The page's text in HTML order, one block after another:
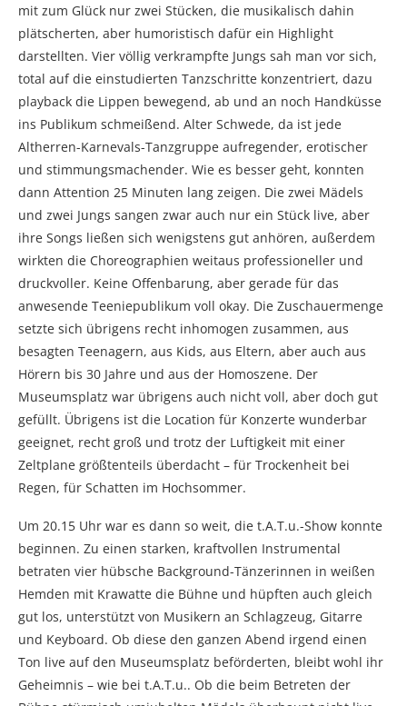
mit zum Glück nur zwei Stücken, die musikalisch dahin
plätscherten, aber humoristisch dafür ein Highlight
darstellten. Vier völlig verkrampfte Jungs sah man vor sich,
total auf die einstudierten Tanzschritte konzentriert, dazu
playback die Lippen bewegend, ab und an noch Handküsse
ins Publikum schmeißend. Alter Schwede, da ist jede
Altherren-Karnevals-Tanzgruppe aufregender, erotischer
und stimmungsmachender. Wie es besser geht, konnten
dann Attention 25 Minuten lang zeigen. Die zwei Mädels
und zwei Jungs sangen zwar auch nur ein Stück live, aber
ihre Songs ließen sich wenigstens gut anhören, außerdem
wirkten die Choreographien weitaus professioneller und
druckvoller. Keine Offenbarung, aber gerade für das
anwesende Teeniepublikum voll okay. Die Zuschauermenge
setzte sich übrigens recht inhomogen zusammen, aus
besagten Teenagern, aus Kids, aus Eltern, aber auch aus
Hörern bis 30 Jahre und aus der Homoszene. Der
Museumsplatz war übrigens auch nicht voll, aber doch gut
gefüllt. Übrigens ist die Location für Konzerte wunderbar
geeignet, recht groß und trotz der Luftigkeit mit einer
Zeltplane größtenteils überdacht – für Trockenheit bei
Regen, für Schatten im Hochsommer.
Um 20.15 Uhr war es dann so weit, die t.A.T.u.-Show konnte
beginnen. Zu einen starken, kraftvollen Instrumental
betraten vier hübsche Background-Tänzerinnen in weißen
Hemden mit Krawatte die Bühne und hüpften auch gleich
gut los, unterstützt von Musikern an Schlagzeug, Gitarre
und Keyboard. Ob diese den ganzen Abend irgend einen
Ton live auf den Museumsplatz beförderten, bleibt wohl ihr
Geheimnis – wie bei t.A.T.u.. Ob die beim Betreten der